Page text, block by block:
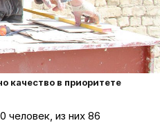
качество в приоритете
человек, из них 86